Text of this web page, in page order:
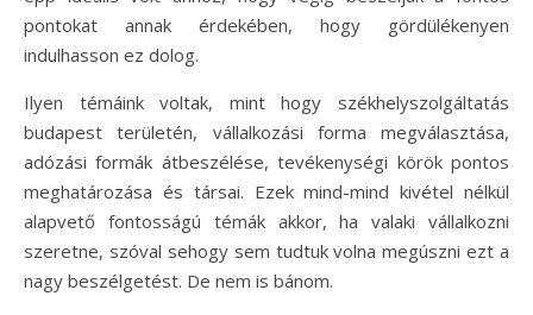
pontokat annak érdekében, hogy gördülékenyen
indulhasson ez dolog.
Ilyen témáink voltak, mint hogy székhelyszolgáltatás
budapest területén, vállalkozási forma megválasztása,
adózási formák átbeszélése, tevékenységi körök pontos
meghatározása és társai. Ezek mind-mind kivétel nélkül
alapvető fontosságú témák akkor, ha valaki vállalkozni
szeretne, szóval sehogy sem tudtuk volna megúszni ezt a
nagy beszélgetést. De nem is bánom.